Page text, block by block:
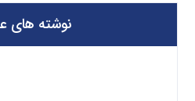
نوشته های